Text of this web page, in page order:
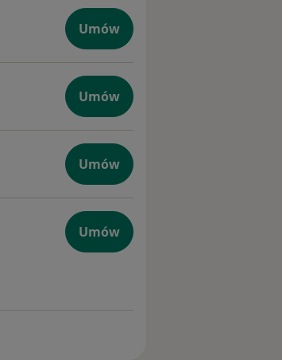
Umów
Umów
Umów
Umów